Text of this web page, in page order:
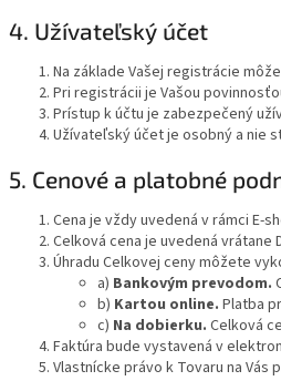
4. Užívateľský účet
Na základe Vašej registrácie
Pri registrácii je Vašou
Prístup k účtu je zabezpečený
Užívateľský účet je osobný a nie
5. Cenové a platobné
Cena je vždy uvedená v rámci E-
Celková cena je uvedená vrátane
Úhradu Celkovej ceny môžete
a) Bankovým prevodom.
b) Kartou online. Platba
c) Na dobierku. Celková
Faktúra bude vystavená v
Vlastnícke právo k Tovaru na